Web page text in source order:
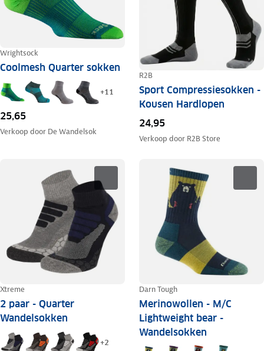
Wrightsock
Coolmesh Quarter sokken
+11
25,65
Verkoop door De Wandelsok
R2B
Sport Compressiesokken -
Kousen Hardlopen
24,95
Verkoop door R2B Store
Xtreme
2 paar - Quarter
Wandelsokken
+2
Darn Tough
Merinowollen - M/C
Lightweight bear -
Wandelsokken